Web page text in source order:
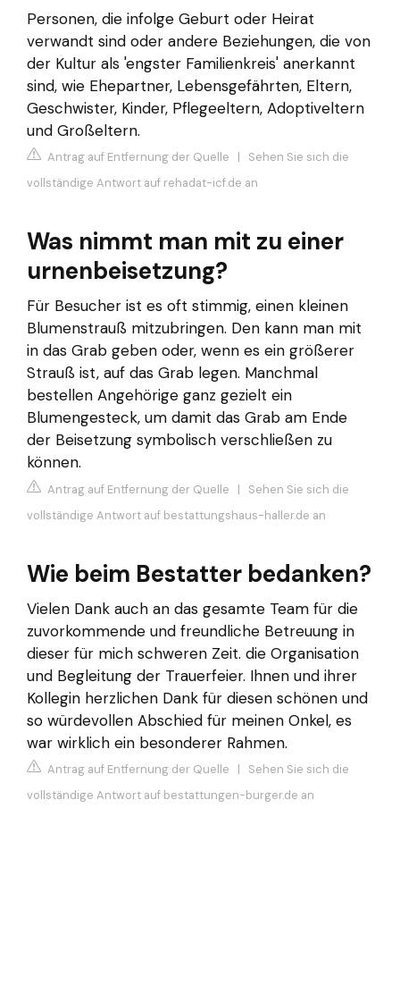
Personen, die infolge Geburt oder Heirat
verwandt sind oder andere Beziehungen, die von
der Kultur als 'engster Familienkreis' anerkannt
sind, wie Ehepartner, Lebensgefährten, Eltern,
Geschwister, Kinder, Pflegeeltern, Adoptiveltern
und Großeltern.
Antrag auf Entfernung der Quelle | Sehen Sie sich die
vollständige Antwort auf rehadat-icf.de an
Was nimmt man mit zu einer
urnenbeisetzung?
Für Besucher ist es oft stimmig, einen kleinen
Blumenstrauß mitzubringen. Den kann man mit
in das Grab geben oder, wenn es ein größerer
Strauß ist, auf das Grab legen. Manchmal
bestellen Angehörige ganz gezielt ein
Blumengesteck, um damit das Grab am Ende
der Beisetzung symbolisch verschließen zu
können.
Antrag auf Entfernung der Quelle | Sehen Sie sich die
vollständige Antwort auf bestattungshaus-haller.de an
Wie beim Bestatter bedanken?
Vielen Dank auch an das gesamte Team für die
zuvorkommende und freundliche Betreuung in
dieser für mich schweren Zeit. die Organisation
und Begleitung der Trauerfeier. Ihnen und ihrer
Kollegin herzlichen Dank für diesen schönen und
so würdevollen Abschied für meinen Onkel, es
war wirklich ein besonderer Rahmen.
Antrag auf Entfernung der Quelle | Sehen Sie sich die
vollständige Antwort auf bestattungen-burger.de an